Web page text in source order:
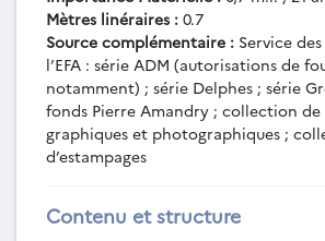
Classicae (s.d.).
PHO-LO-1-1936-1994-
des tessons issus des
1937-1938 (1937-1994).
PHO-LO-1-1936-
revisited" (s.d.).
Amphissa) (1937-1938).
PHO-LO-1-1937-1938-
Mètres linéraires : 0.7
Source complémentaire : Service
l’EFA : série ADM (autorisations de
notamment) ; série Delphes ; série
fonds Pierre Amandry ; collection
graphiques et photographiques ;
d’estampages
Contenu et structure